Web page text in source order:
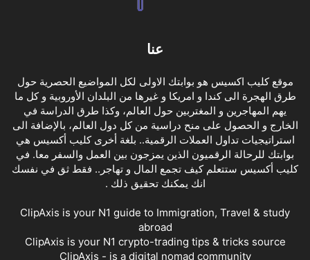
عنا
موقع كليب اكسيس هو بوابتك الاولى لكل المواضيع الحصرية حول
طرق الهجرة الى كندا و امريكا و غيرها من البلدان الأوروبية و كل ما
يهم المهاجرين و المغتربين حول العالم، وكذا طرق الدراسة في
الخارج و الحصول على منح دراسية من كل دول العالم، بالإضافة الى
استراتيجيات تداول العملات الرقمية.. بلغة أخرى كليب أكسيس هي
بوابتك للرحالة الرقميون الذين يمزجون بين العمل والسفر معا. في
كليب أكسيس ستتعلم كيف تجمع المال و تهاجر.. فقط ثق في نفسك
انك يمكنك تحقيق ذلك .
ClipAxis is your N1 guide to Immigration, Travel & study
abroad
ClipAxis is your N1 crypto-trading tips & tricks source
ClipAxis - is a digital nomad community